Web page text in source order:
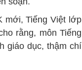
mới, Tiếng Việt lớp
rằng, môn Tiếng
giáo dục, thậm chí